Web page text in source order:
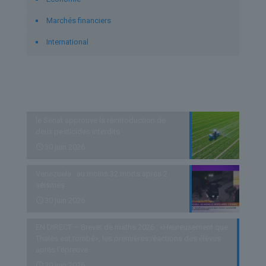
Marchés financiers
International